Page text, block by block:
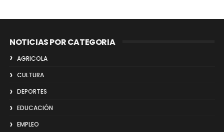
NOTICIAS POR CATEGORIA
AGRICOLA
CULTURA
DEPORTES
EDUCACIÓN
EMPLEO